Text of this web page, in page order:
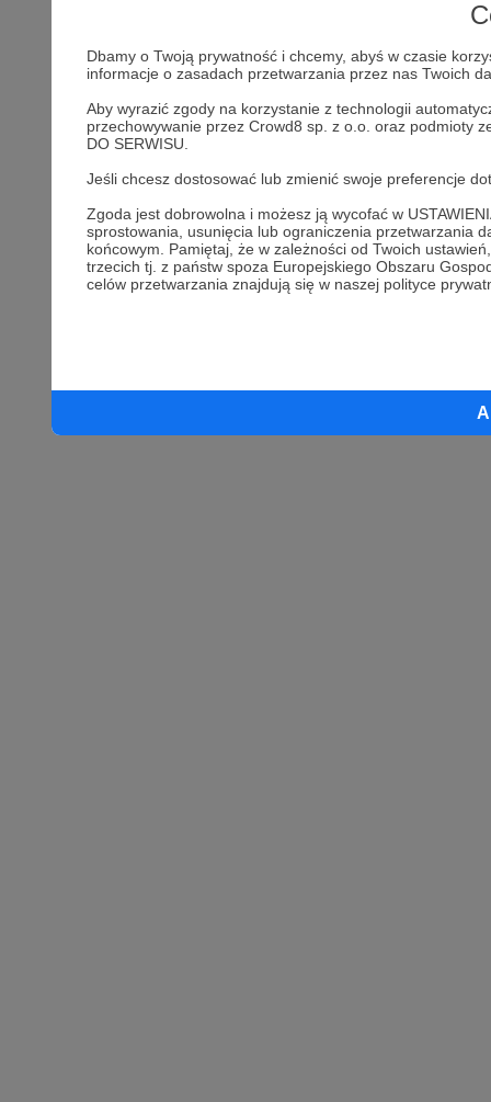
Dbamy o Twoją prywatność i chcemy, abyś w czasie
informacje o zasadach przetwarzania przez nas Twoich
Aby wyrazić zgody na korzystanie z technologii
przechowywanie przez Crowd8 sp. z o.o. oraz podmioty
DO SERWISU.
Jeśli chcesz dostosować lub zmienić swoje preferencje
Zgoda jest dobrowolna i możesz ją wycofać w
sprostowania, usunięcia lub ograniczenia przetwarzania
końcowym. Pamiętaj, że w zależności od Twoich
trzecich tj. z państw spoza Europejskiego Obszaru
celów przetwarzania znajdują się w naszej polityce